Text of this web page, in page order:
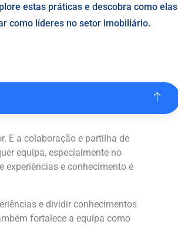
estas práticas e descobra como elas
como líderes no setor imobiliário.
E a colaboração e partilha de
equipa, especialmente no
experiências e conhecimento é
e dividir conhecimentos
fortalece a equipa como